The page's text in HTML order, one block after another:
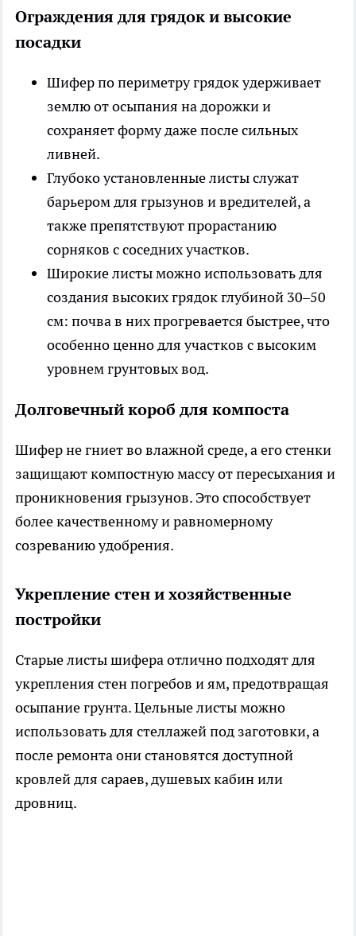
Ограждения для грядок и высокие
посадки
Шифер по периметру грядок удерживает
землю от осыпания на дорожки и
сохраняет форму даже после сильных
ливней.
Глубоко установленные листы служат
барьером для грызунов и вредителей, а
также препятствуют прорастанию
сорняков с соседних участков.
Широкие листы можно использовать для
создания высоких грядок глубиной 30–50
см: почва в них прогревается быстрее, что
особенно ценно для участков с высоким
уровнем грунтовых вод.
Долговечный короб для компоста
Шифер не гниет во влажной среде, а его стенки
защищают компостную массу от пересыхания и
проникновения грызунов. Это способствует
более качественному и равномерному
созреванию удобрения.
Укрепление стен и хозяйственные
постройки
Старые листы шифера отлично подходят для
укрепления стен погребов и ям, предотвращая
осыпание грунта. Цельные листы можно
использовать для стеллажей под заготовки, а
после ремонта они становятся доступной
кровлей для сараев, душевых кабин или
дровниц.